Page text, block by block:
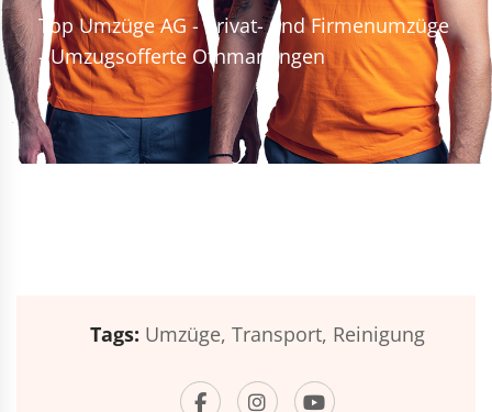
Top Umzüge AG - Privat- und Firmenumzüge
- Umzugsofferte Othmarsingen
Tags: Umzüge, Transport, Reinigung